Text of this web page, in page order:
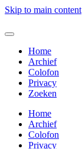
Skip to main content
Home
Archief
Colofon
Privacy
Zoeken
Home
Archief
Colofon
Privacy